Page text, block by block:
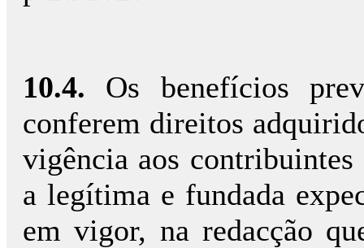
10.4. Os benefícios
conferem direitos
vigência aos
a legítima e fundada
em vigor, na redacção